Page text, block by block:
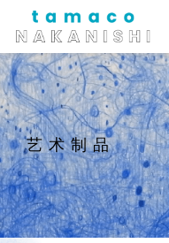
艺术制品